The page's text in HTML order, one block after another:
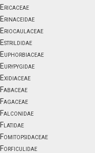
Ericaceae
Erinaceidae
Eriocaulaceae
Estrildidae
Euphorbiaceae
Eurypygidae
Exidiaceae
Fabaceae
Fagaceae
Falconidae
Flatidae
Fomitopsidaceae
Forficulidae